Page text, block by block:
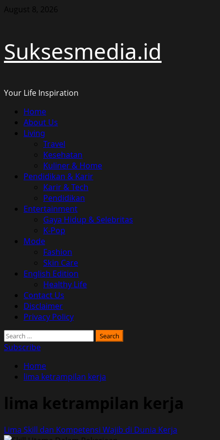
Skip
August 8, 2026
Suksesmedia.id
Your Life Inspiration
Primary
Menu
Home
About Us
Living
Travel
Kesehatan
Kuliner & Home
Pendidikan & Karir
Karir & Tech
Pendidikan
Entertainment
Gaya Hidup & Selebritas
K-Pop
Mode
Fashion
Skin Care
English Edition
Healthy Life
Contact Us
Disclaimer
Privacy Policy
Search
for:
Subscribe
Home
lima ketrampilan kerja
lima ketrampilan kerja
Lima Skill dan Kompetensi Wajib di Dunia Kerja